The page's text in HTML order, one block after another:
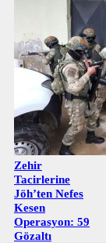
Zehir
Tacirlerine
Jöh’ten Nefes
Kesen
Operasyon: 59
Gözaltı